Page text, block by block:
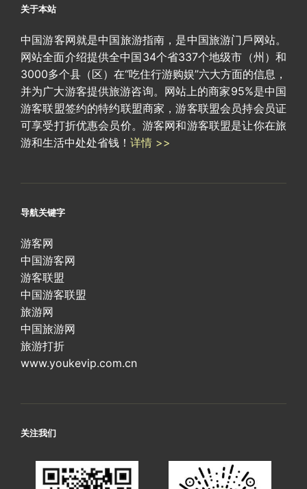
关于本站
中国游客网就是中国旅游指南，是中国旅游门戶网站。
网站全面介绍提供全中国34个省337个地级市（州）和
3000多个县（区）在“吃住行游购娱”六大方面的信息，
并为广大游客提供旅游咨询。网站上的商家95%是中国
游客联盟签约的特约联盟商家，游客联盟会员持会员证
可享受打折优惠会员价。游客网和游客联盟是让你在旅
游和生活中处处省钱！ 详情 >>
导航关键字
游客网
中国游客网
游客联盟
中国游客联盟
旅游网
中国旅游网
旅游打折
www.youkevip.com.cn
关注我们